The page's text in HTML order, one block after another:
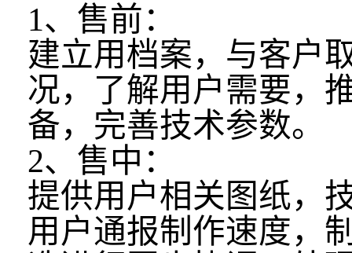
1、售前：
建立用档案，与客户
况，了解用户需要，
备，完善技术参数。
2、售中：
提供用户相关图纸，
用户通报制作速度，